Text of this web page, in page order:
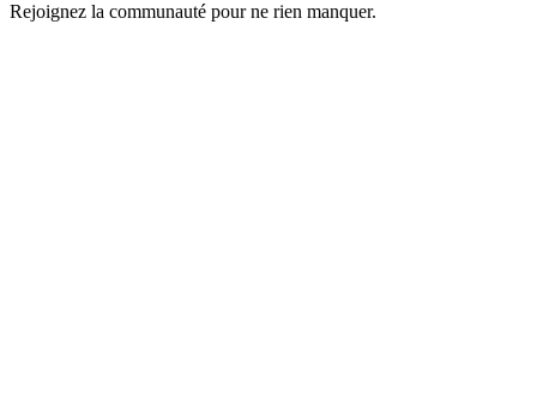
Rejoignez la communauté pour ne rien manquer.